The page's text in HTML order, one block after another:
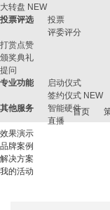
大转盘 NEW
投票评选
投票
评委评分
打赏点赞
颁奖典礼
提问
专业功能
启动仪式
签约仪式 NEW
其他服务
智能硬件
直播
效果演示
品牌案例
解决方案
我的活动
首页